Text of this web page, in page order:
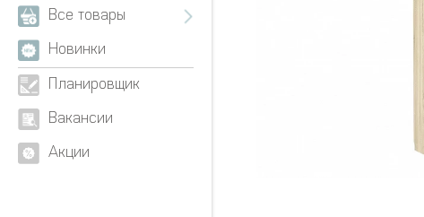
Все товары
Новинки
Планировщик
Вакансии
Акции